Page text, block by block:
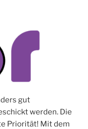
gut
werden. Die
Priorität! Mit dem